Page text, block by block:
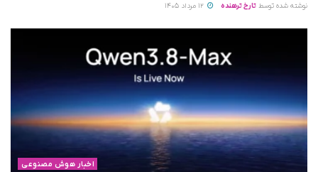
نوشته شده توسط تارخ ترهنده
اخبار هوش مصنوعی